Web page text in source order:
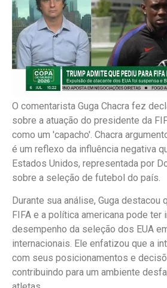
O comentarista Guga Chacra fez
sobre a atuação do presidente da
como um 'capacho'. Chacra
é um reflexo da influência negativa
Estados Unidos, representada por
sobre a seleção de futebol do país.
Durante sua análise, Guga destacou
FIFA e a política americana pode
desempenho da seleção dos EUA
internacionais. Ele enfatizou que a
com seus posicionamentos e
contribuindo para um ambiente